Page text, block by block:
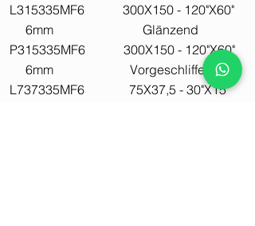
L315335MF6 300X150 - 120"X60"
6mm Glänzend
P315335MF6 300X150 - 120"X60"
6mm Vorgeschliffen
L737335MF6 75X37,5 - 30"X15"